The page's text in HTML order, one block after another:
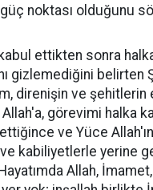
noktası olduğunu
ettikten sonra
gizlemediğini belirten
direnişin ve şehitlerin
görevimi halka
ve Yüce
kabiliyetlerle yerine
Allah,